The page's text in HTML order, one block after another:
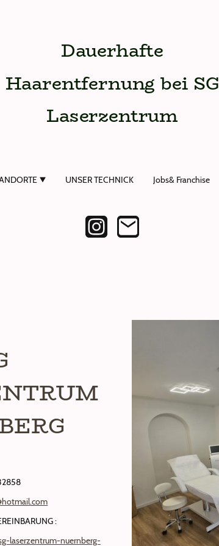
Dauerhafte
Haarentfernung bei SG
Laserzentrum
UNSER TECHNICK Jobs& Franchise
:
laserzentrum-nuernberg-